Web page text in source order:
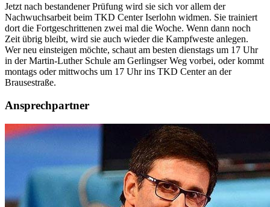
Jetzt nach bestandener Prüfung wird sie sich vor allem der
Nachwuchsarbeit beim TKD Center Iserlohn widmen. Sie trainiert
dort die Fortgeschrittenen zwei mal die Woche. Wenn dann noch
Zeit übrig bleibt, wird sie auch wieder die Kampfweste anlegen.
Wer neu einsteigen möchte, schaut am besten dienstags um 17 Uhr
in der Martin-Luther Schule am Gerlingser Weg vorbei, oder kommt
montags oder mittwochs um 17 Uhr ins TKD Center an der
Brausestraße.
Ansprechpartner